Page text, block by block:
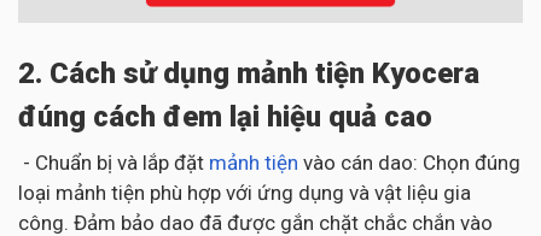
2. Cách sử dụng mảnh tiện Kyocera
đúng cách đem lại hiệu quả cao
- Chuẩn bị và lắp đặt mảnh tiện vào cán dao: Chọn đúng
loại mảnh tiện phù hợp với ứng dụng và vật liệu gia
công. Đảm bảo dao đã được gắn chặt chắc chắn vào